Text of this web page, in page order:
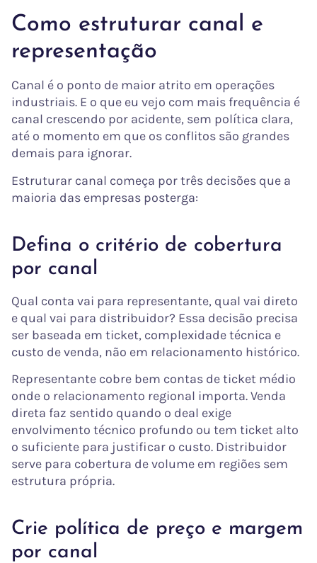
Como estruturar canal e
representação
Canal é o ponto de maior atrito em operações
industriais. E o que eu vejo com mais frequência é
canal crescendo por acidente, sem política clara,
até o momento em que os conflitos são grandes
demais para ignorar.
Estruturar canal começa por três decisões que a
maioria das empresas posterga:
Defina o critério de cobertura
por canal
Qual conta vai para representante, qual vai direto
e qual vai para distribuidor? Essa decisão precisa
ser baseada em ticket, complexidade técnica e
custo de venda, não em relacionamento histórico.
Representante cobre bem contas de ticket médio
onde o relacionamento regional importa. Venda
direta faz sentido quando o deal exige
envolvimento técnico profundo ou tem ticket alto
o suficiente para justificar o custo. Distribuidor
serve para cobertura de volume em regiões sem
estrutura própria.
Crie política de preço e margem
por canal